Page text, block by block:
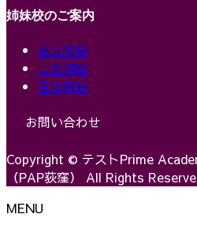
姉妹校のご案内
恵比寿校
上北沢校
五反田校
お問い合わせ
Copyright © テストPrime
（PAP荻窪） All Rights
MENU